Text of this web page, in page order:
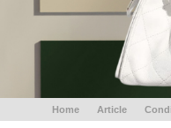
Home Article